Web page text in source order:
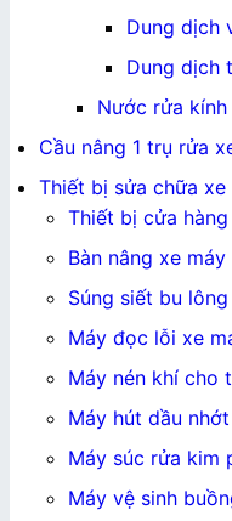
Dung dịch
Dung dịch
Nước rửa kính
Cầu nâng 1 trụ rửa
Thiết bị sửa chữa
Thiết bị cửa
Bàn nâng xe máy
Súng siết bu
Máy đọc lỗi xe
Máy nén khí cho
Máy hút dầu
Máy súc rửa kim
Máy vệ sinh